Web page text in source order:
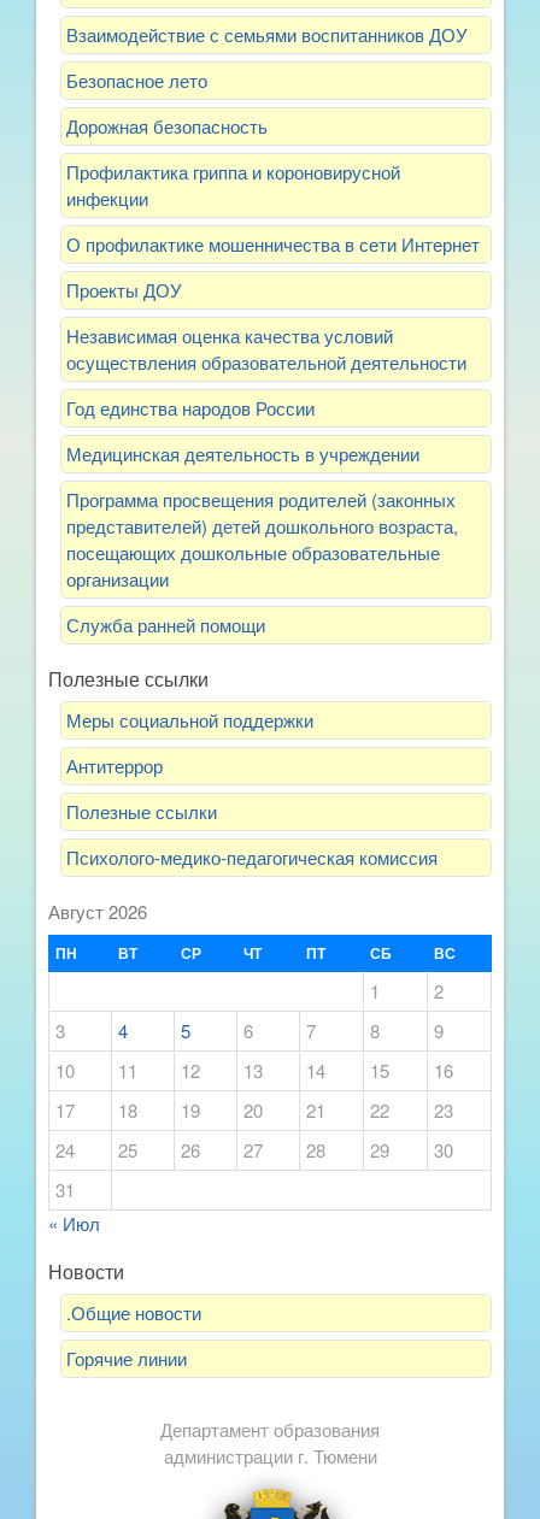
Взаимодействие с семьями воспитанников ДОУ
Безопасное лето
Дорожная безопасность
Профилактика гриппа и короновирусной
инфекции
О профилактике мошенничества в сети Интернет
Проекты ДОУ
Независимая оценка качества условий
осуществления образовательной деятельности
Год единства народов России
Медицинская деятельность в учреждении
Программа просвещения родителей (законных
представителей) детей дошкольного возраста,
посещающих дошкольные образовательные
организации
Служба ранней помощи
Полезные ссылки
Меры социальной поддержки
Антитеррор
Полезные ссылки
Психолого-медико-педагогическая комиссия
Август 2026
ПН ВТ СР ЧТ ПТ СБ ВС
1
2
3
4 5 6 7 8
9
10
11 12 13 14 15
16
17
18 19 20 21 22
23
24
25 26 27 28 29
30
31
« Июл
Новости
.Общие новости
Горячие линии
Департамент образования
администрации г. Тюмени